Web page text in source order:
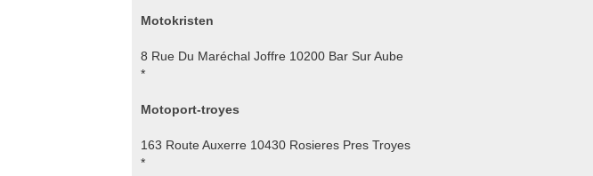
Motokristen
8 Rue Du Maréchal Joffre 10200 Bar Sur Aube
*
Motoport-troyes
163 Route Auxerre 10430 Rosieres Pres Troyes
*